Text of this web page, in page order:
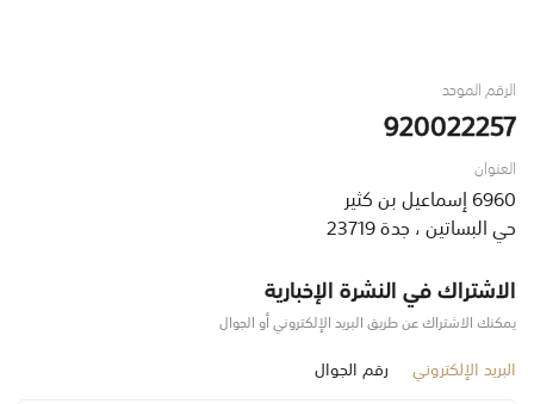
الرقم الموحد
920022257
العنوان
6960 إسماعيل بن كثير
حي البساتين ، جدة 23719
الاشتراك في النشرة الإخبارية
يمكنك الاشتراك عن طريق البريد الإلكتروني أو الجوال
البريد الإلكتروني رقم الجوال